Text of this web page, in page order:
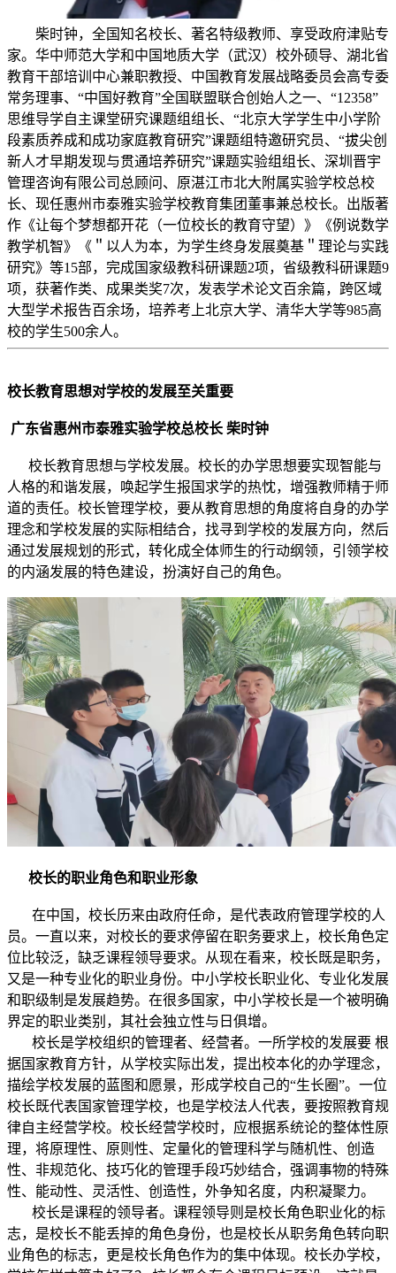
柴时钟，全国知名校长、著名特级教师、享受政府津贴专
家。华中师范大学和中国地质大学（武汉）校外硕导、湖北省
教育干部培训中心兼职教授、中国教育发展战略委员会高专委
常务理事、“中国好教育”全国联盟联合创始人之一、“12358”
思维导学自主课堂研究课题组组长、“北京大学学生中小学阶
段素质养成和成功家庭教育研究”课题组特邀研究员、“拔尖创
新人才早期发现与贯通培养研究”课题实验组组长、深圳晋宇
管理咨询有限公司总顾问、原湛江市北大附属实验学校总校
长、现任惠州市泰雅实验学校教育集团董事兼总校长。出版著
作《让每个梦想都开花（一位校长的教育守望）》《例说数学
教学机智》《＂以人为本，为学生终身发展奠基＂理论与实践
研究》等15部，完成国家级教科研课题2项，省级教科研课题9
项，获著作类、成果类奖7次，发表学术论文百余篇，跨区域
大型学术报告百余场，培养考上北京大学、清华大学等985高
校的学生500余人。
校长教育思想对学校的发展至关重要
广东省惠州市泰雅实验学校总校长 柴时钟
校长教育思想与学校发展。校长的办学思想要实现智能与
人格的和谐发展，唤起学生报国求学的热忱，增强教师精于师
道的责任。校长管理学校，要从教育思想的角度将自身的办学
理念和学校发展的实际相结合，找寻到学校的发展方向，然后
通过发展规划的形式，转化成全体师生的行动纲领，引领学校
的内涵发展的特色建设，扮演好自己的角色。
校长的职业角色和职业形象
在中国，校长历来由政府任命，是代表政府管理学校的人
员。一直以来，对校长的要求停留在职务要求上，校长角色定
位比较泛，缺乏课程领导要求。从现在看来，校长既是职务，
又是一种专业化的职业身份。中小学校长职业化、专业化发展
和职级制是发展趋势。在很多国家，中小学校长是一个被明确
界定的职业类别，其社会独立性与日俱增。
校长是学校组织的管理者、经营者。一所学校的发展要 根
据国家教育方针，从学校实际出发，提出校本化的办学理念，
描绘学校发展的蓝图和愿景，形成学校自己的“生长圈”。一位
校长既代表国家管理学校，也是学校法人代表，要按照教育规
律自主经营学校。校长经营学校时，应根据系统论的整体性原
理，将原理性、原则性、定量化的管理科学与随机性、创造
性、非规范化、技巧化的管理手段巧妙结合，强调事物的特殊
性、能动性、灵活性、创造性，外争知名度，内积凝聚力。
校长是课程的领导者。课程领导则是校长角色职业化的标
志，是校长不能丢掉的角色身份，也是校长从职务角色转向职
业角色的标志，更是校长角色作为的集中体现。校长办学校，